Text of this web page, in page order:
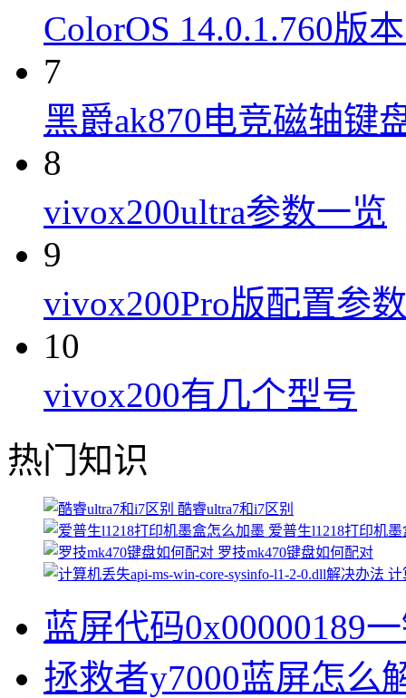
ColorOS 14.0.1.760版
7
黑爵ak870电竞磁轴键
8
vivox200ultra参数一览
9
vivox200Pro版配置参数
10
vivox200有几个型号
热门知识
酷睿ultra7和i7区别
爱普生l1218打印机
罗技mk470键盘如何配对
计
蓝屏代码0x00000189
拯救者y7000蓝屏怎么